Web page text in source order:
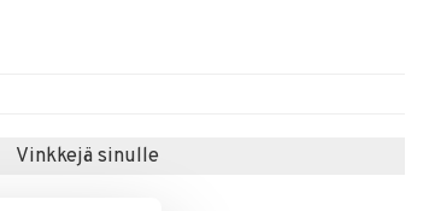
Vinkkejä sinulle